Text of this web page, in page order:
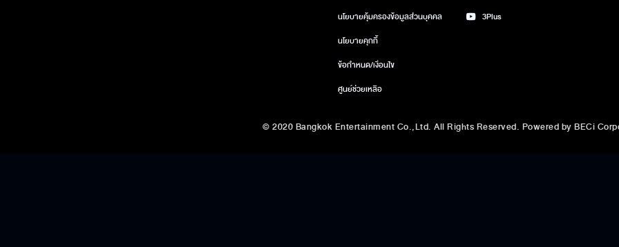
นโยบายคุ้มครองข้อมูลส่วนบุคคล
นโยบายคุกกี้
ข้อกำหนด/เงื่อนไข
ศูนย์ช่วยเหลือ
3Plus
© 2020 Bangkok Entertainment Co.,Ltd. All Rights Reserved. Powered by BECi